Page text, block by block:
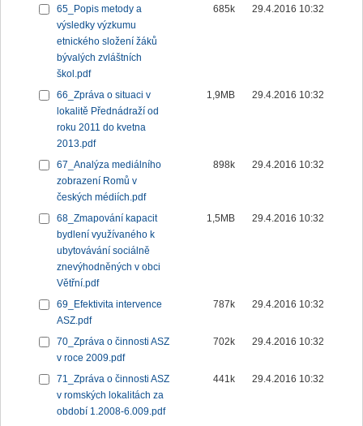
65_Popis metody a
výsledky výzkumu
etnického složení žáků
bývalých zvláštních
škol.pdf
685k 29.4.2016 10:32
66_Zpráva o situaci v
lokalitě Přednádraží od
roku 2011 do kvetna
2013.pdf
1,9MB 29.4.2016 10:32
67_Analýza mediálního
zobrazení Romů v
českých médiích.pdf
898k 29.4.2016 10:32
68_Zmapování kapacit
bydlení využívaného k
ubytovávání sociálně
znevýhodněných v obci
Větřní.pdf
1,5MB 29.4.2016 10:32
69_Efektivita intervence
ASZ.pdf
787k 29.4.2016 10:32
70_Zpráva o činnosti ASZ
v roce 2009.pdf
702k 29.4.2016 10:32
71_Zpráva o činnosti ASZ
v romských lokalitách za
období 1.2008-6.009.pdf
441k 29.4.2016 10:32